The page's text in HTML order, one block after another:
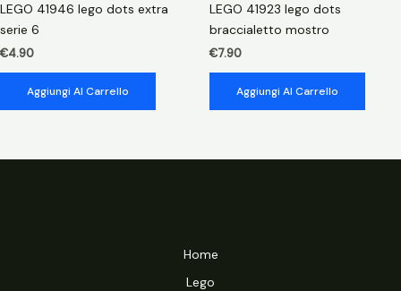
LEGO 41946 lego dots extra
serie 6
€4.90
Aggiungi Al Carrello
LEGO 41923 lego dots
braccialetto mostro
€7.90
Aggiungi Al Carrello
Home
Lego